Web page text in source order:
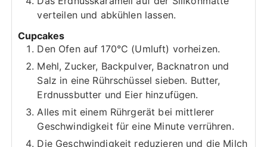
verteilen und abkühlen lassen.
Cupcakes
Den Ofen auf 170°C (Umluft) vorheizen.
Mehl, Zucker, Backpulver, Backnatron und
Salz in eine Rührschüssel sieben. Butter,
Erdnussbutter und Eier hinzufügen.
Alles mit einem Rührgerät bei mittlerer
Geschwindigkeit für eine Minute verrühren.
Die Geschwindigkeit reduzieren und die Milch